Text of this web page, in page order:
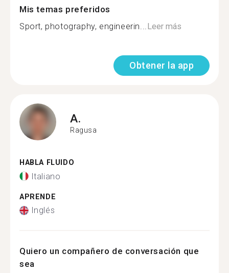
Mis temas preferidos
Sport, photography, engineerin...Leer más
Obtener la app
A.
Ragusa
HABLA FLUIDO
Italiano
APRENDE
Inglés
Quiero un compañero de conversación que
sea